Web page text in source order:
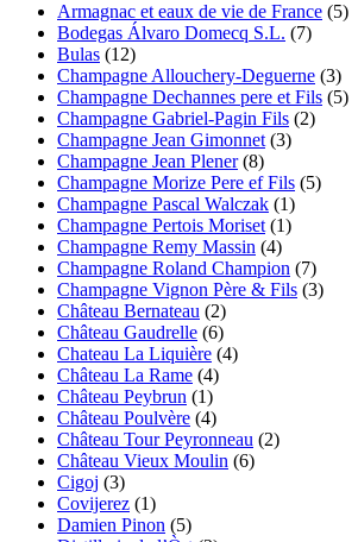
Armagnac et eaux de vie de France (5)
Bodegas Álvaro Domecq S.L. (7)
Bulas (12)
Champagne Allouchery-Deguerne (3)
Champagne Dechannes pere et Fils (5)
Champagne Gabriel-Pagin Fils (2)
Champagne Jean Gimonnet (3)
Champagne Jean Plener (8)
Champagne Morize Pere ef Fils (5)
Champagne Pascal Walczak (1)
Champagne Pertois Moriset (1)
Champagne Remy Massin (4)
Champagne Roland Champion (7)
Champagne Vignon Père & Fils (3)
Château Bernateau (2)
Château Gaudrelle (6)
Chateau La Liquière (4)
Château La Rame (4)
Château Peybrun (1)
Château Poulvère (4)
Château Tour Peyronneau (2)
Château Vieux Moulin (6)
Cigoj (3)
Covijerez (1)
Damien Pinon (5)